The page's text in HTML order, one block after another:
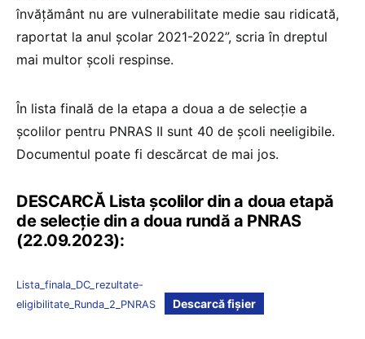
învățământ nu are vulnerabilitate medie sau ridicată,
raportat la anul școlar 2021-2022”, scria în dreptul
mai multor școli respinse.
În lista finală de la etapa a doua a de selecție a
școlilor pentru PNRAS II sunt 40 de școli neeligibile.
Documentul poate fi descărcat de mai jos.
DESCARCĂ Lista școlilor din a doua etapă
de selecție din a doua rundă a PNRAS
(22.09.2023):
Lista_finala_DC_rezultate-
eligibilitate_Runda_2_PNRAS
Descarcă fișier